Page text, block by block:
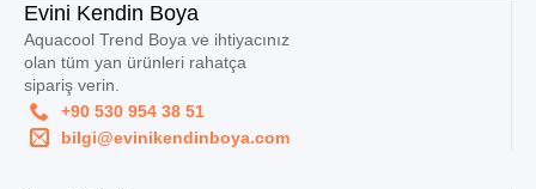
Evini Kendin Boya
Aquacool Trend Boya ve ihtiyacınız
olan tüm yan ürünleri rahatça
sipariş verin.
+90 530 954 38 51
bilgi@evinikendinboya.com